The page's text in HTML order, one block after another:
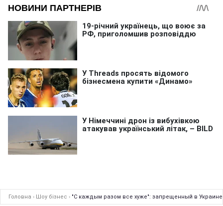
Головна › Шоу бізнес › "С каждым разом все хуже": запрещенный в